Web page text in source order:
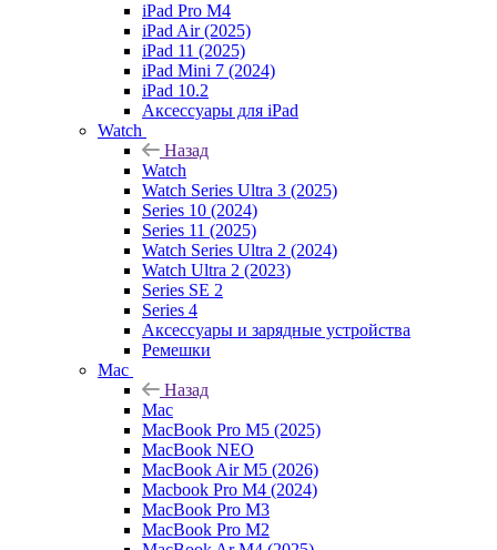
iPad Pro M4
iPad Air (2025)
iPad 11 (2025)
iPad Mini 7 (2024)
iPad 10.2
Аксессуары для iPad
Watch
Назад
Watch
Watch Series Ultra 3 (2025)
Series 10 (2024)
Series 11 (2025)
Watch Series Ultra 2 (2024)
Watch Ultra 2 (2023)
Series SE 2
Series 4
Аксессуары и зарядные устройства
Ремешки
Mac
Назад
Mac
MacBook Pro M5 (2025)
MacBook NEO
MacBook Air M5 (2026)
Macbook Pro M4 (2024)
MacBook Pro M3
MacBook Pro M2